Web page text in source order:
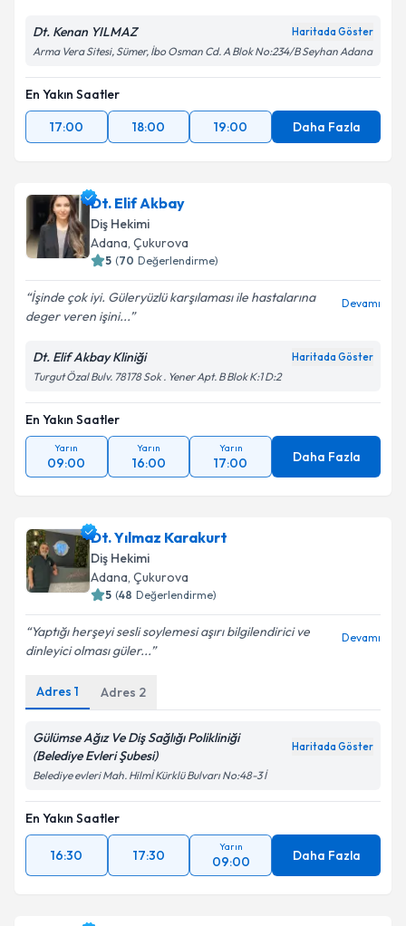
Dt. Kenan YILMAZ Haritada Göster
Arma Vera Sitesi, Sümer, İbo Osman Cd. A Blok No:234/B Seyhan Adana
En Yakın Saatler
17:00
18:00 19:00 Daha Fazla
Dt. Elif Akbay
Diş Hekimi
Adana, Çukurova
5 (70 Değerlendirme)
İşinde çok iyi. Güleryüzlü karşılaması ile hastalarına
deger veren işini...
Devamı
Dt. Elif Akbay Kliniği Haritada Göster
Turgut Özal Bulv. 78178 Sok . Yener Apt. B Blok K:1 D:2
En Yakın Saatler
Yarın
09:00
Yarın
16:00
Yarın
17:00 Daha Fazla
Dt. Yılmaz Karakurt
Diş Hekimi
Adana, Çukurova
5 (48 Değerlendirme)
Yaptığı herşeyi sesli soylemesi aşırı bilgilendirici ve
dinleyici olması güler...
Devamı
Adres 1 Adres 2
Gülümse Ağız Ve Diş Sağlığı Polikliniği
(Belediye Evleri Şubesi)
Haritada Göster
Belediye evleri Mah. Hilmİ Kürklü Bulvarı No:48-3 İ
En Yakın Saatler
16:30 17:30
Yarın
09:00 Daha Fazla